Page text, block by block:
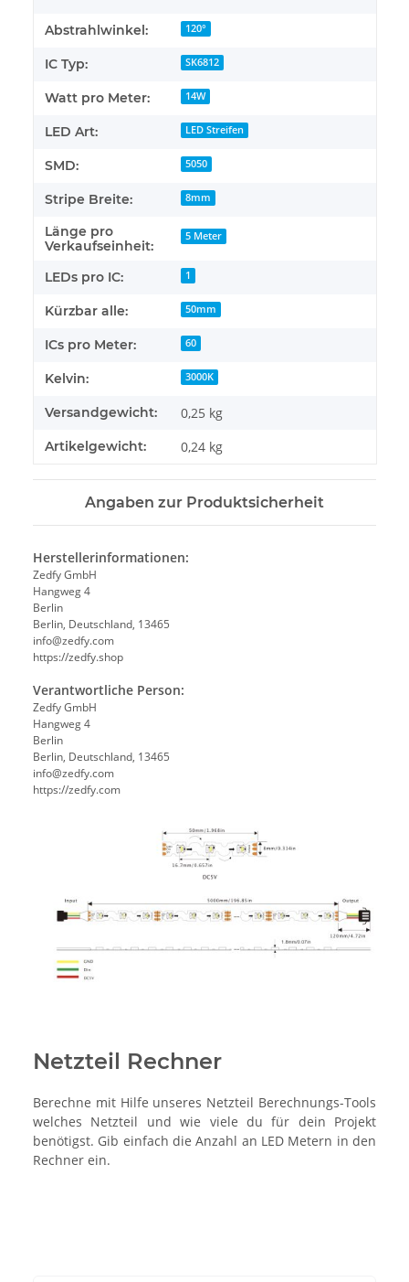
Abstrahlwinkel: 120°
IC Typ: SK6812
Watt pro Meter: 14W
LED Art: LED Streifen
SMD: 5050
Stripe Breite: 8mm
Länge pro
Verkaufseinheit:
5 Meter
LEDs pro IC: 1
Kürzbar alle: 50mm
ICs pro Meter: 60
Kelvin: 3000K
Versandgewicht: 0,25 kg
Artikelgewicht: 0,24 kg
Angaben zur Produktsicherheit
Herstellerinformationen:
Zedfy GmbH
Hangweg 4
Berlin
Berlin, Deutschland, 13465
info@zedfy.com
https://zedfy.shop
Verantwortliche Person:
Zedfy GmbH
Hangweg 4
Berlin
Berlin, Deutschland, 13465
info@zedfy.com
https://zedfy.com
Netzteil Rechner
Berechne mit Hilfe unseres Netzteil Berechnungs-Tools
welches Netzteil und wie viele du für dein Projekt
benötigst. Gib einfach die Anzahl an LED Metern in den
Rechner ein.